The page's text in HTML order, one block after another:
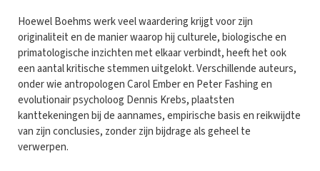
Hoewel Boehms werk veel waardering krijgt voor zijn
originaliteit en de manier waarop hij culturele, biologische en
primatologische inzichten met elkaar verbindt, heeft het ook
een aantal kritische stemmen uitgelokt. Verschillende auteurs,
onder wie antropologen Carol Ember en Peter Fashing en
evolutionair psycholoog Dennis Krebs, plaatsten
kanttekeningen bij de aannames, empirische basis en reikwijdte
van zijn conclusies, zonder zijn bijdrage als geheel te
verwerpen.